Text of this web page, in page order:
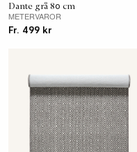
Dante grå 80 cm
METERVAROR
Fr. 499 kr